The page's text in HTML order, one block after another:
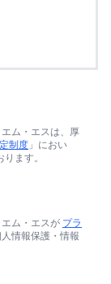
ム・エスは、厚
制度 」におい
ます。
ム・エスが プラ
情報保護・情報